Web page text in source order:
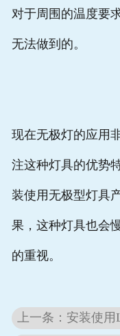
对于周围的温度要
无法做到的。
现在无极灯的应用
注这种灯具的优势
装使用无极型灯具
果，这种灯具也会
的重视。
上一条：安装使